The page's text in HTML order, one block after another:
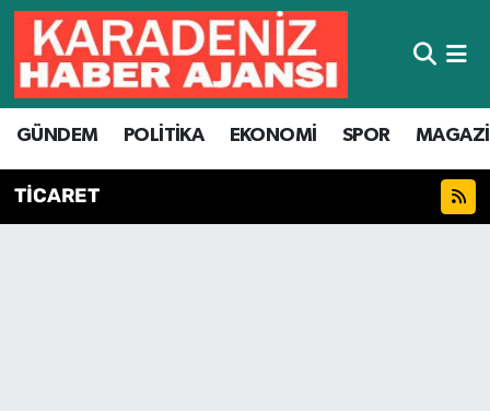
GÜNDEM POLİTİKA EKONOMİ SPOR
TİCARET
Hava Durumu
Trafik Durumu
Süper Lig Puan Durumu ve Fikstür